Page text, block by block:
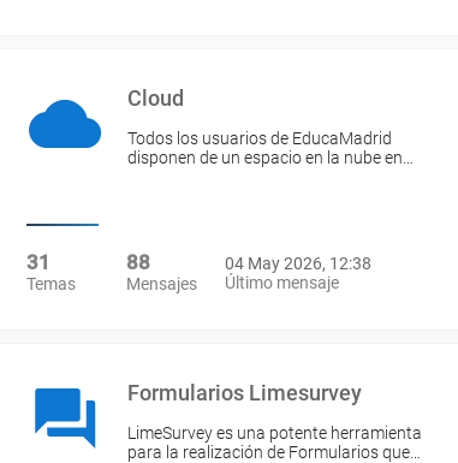
Cloud
Todos los usuarios de EducaMadrid
disponen de un espacio en la nube en…
31
Temas
88
Mensajes
04 May 2026, 12:38
Último mensaje
Formularios Limesurvey
LimeSurvey es una potente herramienta
para la realización de Formularios que…